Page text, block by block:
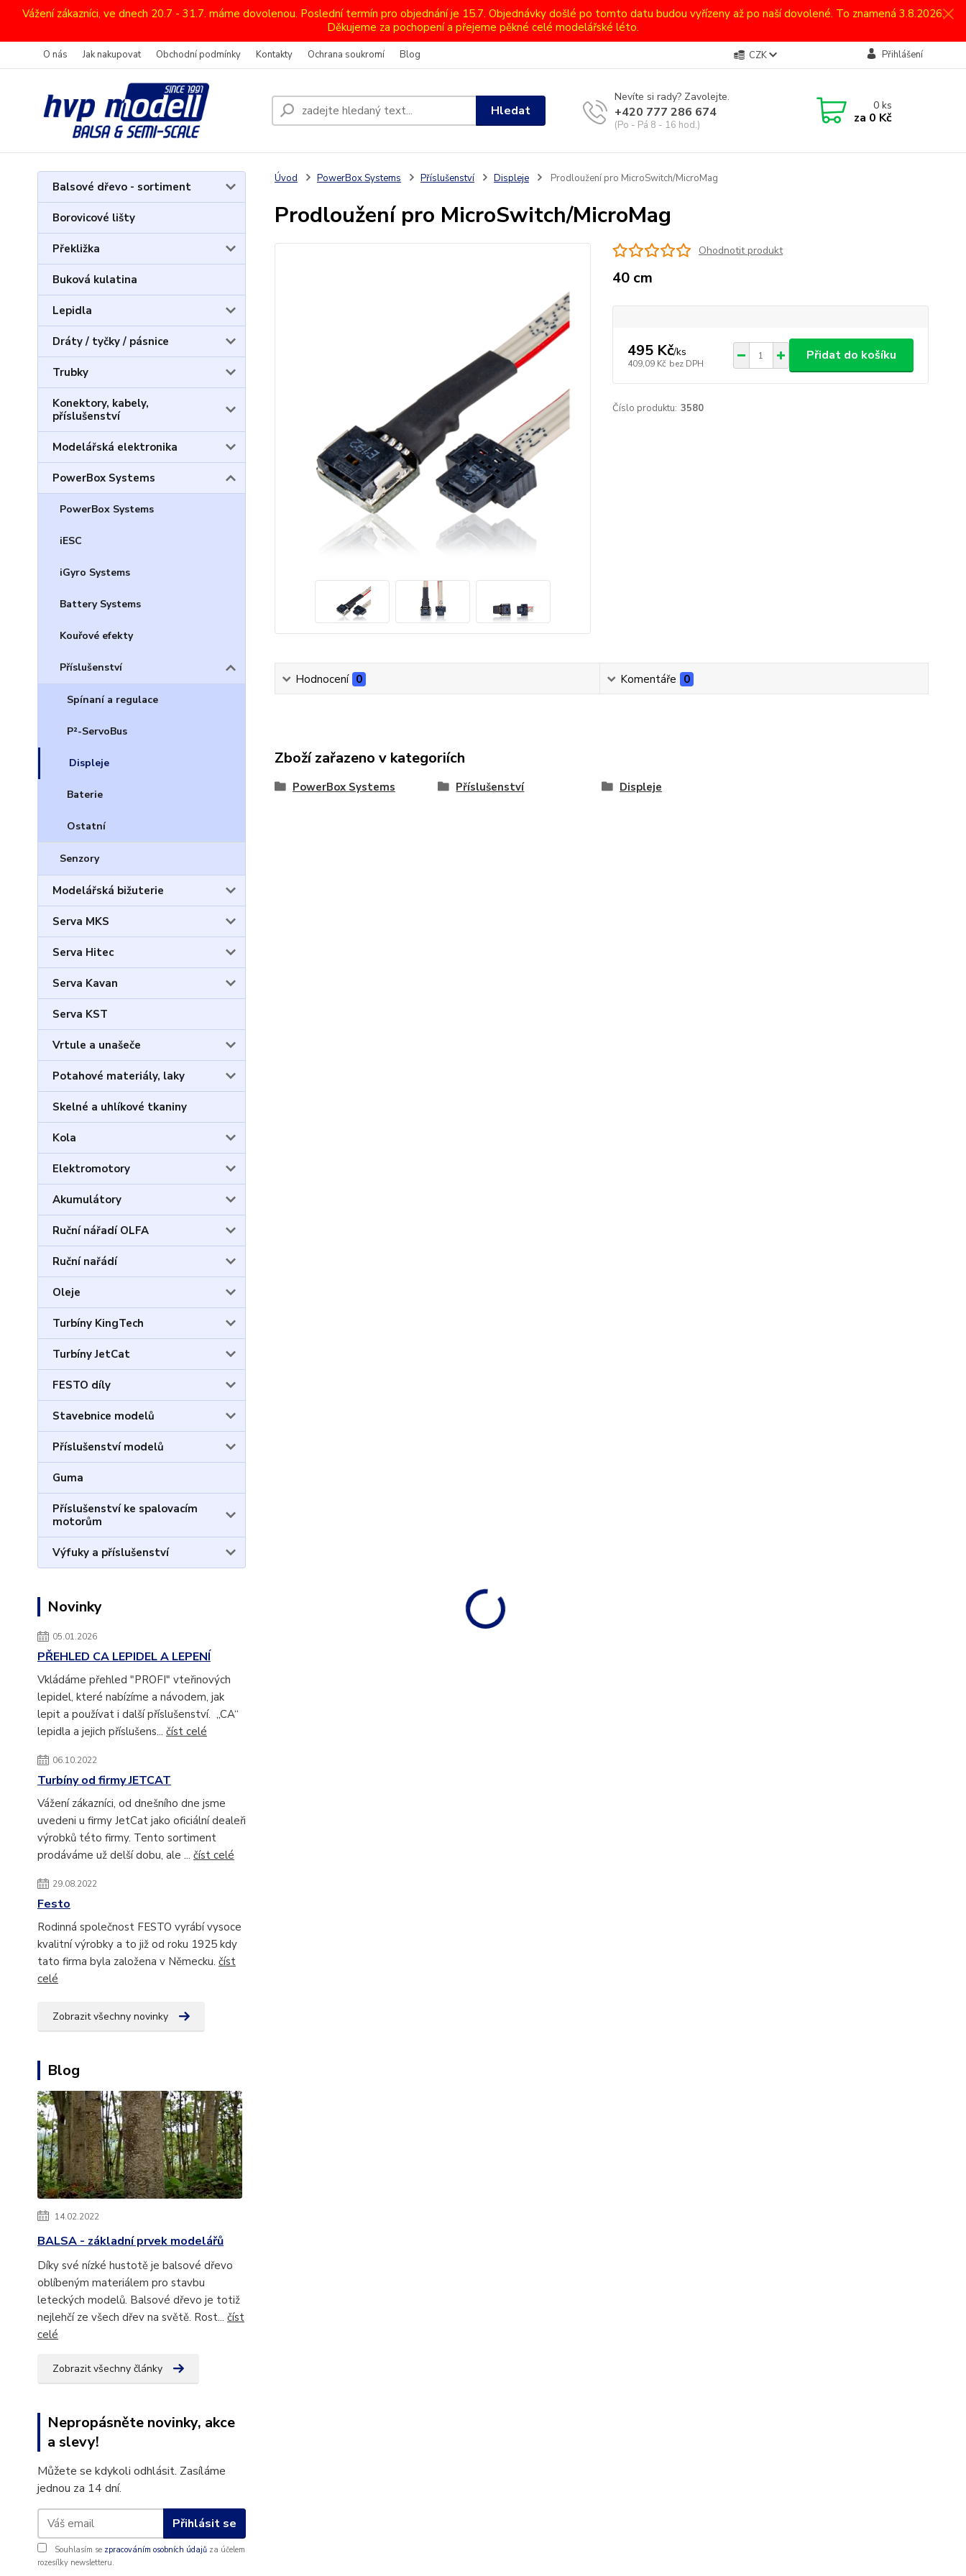
Vážení zákazníci, ve dnech 20.7 - 31.7. máme dovolenou. Poslední termín pro objednání je 15.7. Objednávky došlé po tomto datu budou vyřízeny až po naší dovolené. To znamená 3.8.2026.
Děkujeme za pochopení a přejeme pěkné celé modelářské léto.
O nás Jak nakupovat Obchodní podmínky Kontakty Ochrana soukromí Blog CZK Přihlášení
Hledat
Nevíte si rady? Zavolejte.
+420 777 286 674
(Po - Pá 8 - 16 hod.)
0ks
za 0 Kč
Balsové dřevo - sortiment
Borovicové lišty
Překližka
Buková kulatina
Lepidla
Dráty / tyčky / pásnice
Trubky
Konektory, kabely,
příslušenství
Modelářská elektronika
PowerBox Systems
PowerBox Systems
iESC
iGyro Systems
Battery Systems
Kouřové efekty
Příslušenství
Spínaní a regulace
P²-ServoBus
Displeje
Baterie
Ostatní
Senzory
Modelářská bižuterie
Serva MKS
Serva Hitec
Serva Kavan
Serva KST
Vrtule a unašeče
Potahové materiály, laky
Skelné a uhlíkové tkaniny
Kola
Elektromotory
Akumulátory
Ruční nářadí OLFA
Ruční nařádí
Oleje
Turbíny KingTech
Turbíny JetCat
FESTO díly
Stavebnice modelů
Příslušenství modelů
Guma
Příslušenství ke spalovacím
motorům
Výfuky a příslušenství
Novinky
05.01.2026
PŘEHLED CA LEPIDEL A LEPENÍ
Vkládáme přehled "PROFI" vteřinových
lepidel, které nabízíme a návodem, jak
lepit a používat i další příslušenství. „CA“
lepidla a jejich příslušens... číst celé
06.10.2022
Turbíny od firmy JETCAT
Vážení zákazníci, od dnešního dne jsme
uvedeni u firmy JetCat jako oficiální dealeři
výrobků této firmy. Tento sortiment
prodáváme už delší dobu, ale ... číst celé
29.08.2022
Festo
Rodinná společnost FESTO vyrábí vysoce
kvalitní výrobky a to již od roku 1925 kdy
tato firma byla založena v Německu. číst
celé
Zobrazit všechny novinky
Blog
14.02.2022
BALSA - základní prvek modelářů
Díky své nízké hustotě je balsové dřevo
oblíbeným materiálem pro stavbu
leteckých modelů. Balsové dřevo je totiž
nejlehčí ze všech dřev na světě. Rost... číst
celé
Zobrazit všechny články
Nepropásněte novinky, akce
a slevy!
Můžete se kdykoli odhlásit. Zasíláme
jednou za 14 dní.
Přihlásit se
Souhlasím se zpracováním osobních údajů za účelem
rozesílky newsletteru.
Úvod PowerBox Systems Příslušenství Displeje Prodloužení pro MicroSwitch/MicroMag
Prodloužení pro MicroSwitch/MicroMag
Ohodnotit produkt
40 cm
495 Kč/ks
409,09 Kč bez DPH
Přidat do košíku
Číslo produktu: 3580
Hodnocení 0 Komentáře 0
Zboží zařazeno v kategoriích
PowerBox Systems Příslušenství Displeje